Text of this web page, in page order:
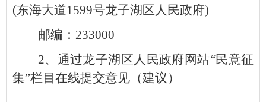
(东海大道1599号龙子湖区人民政府)
邮编：233000
2、通过龙子湖区人民政府网站“民意征
集”栏目在线提交意见（建议）